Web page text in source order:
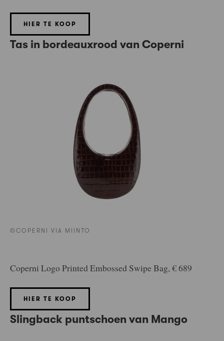
HIER TE KOOP
Tas in bordeauxrood van Coperni
©COPERNI VIA MIINTO
Coperni Logo Printed Embossed Swipe Bag, € 689
HIER TE KOOP
Slingback puntschoen van Mango